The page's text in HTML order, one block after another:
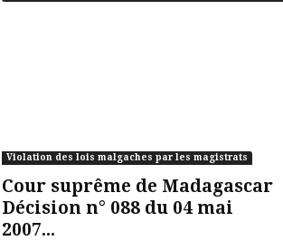
Violation des lois malgaches par les magistrats
Cour suprême de Madagascar
Décision n° 088 du 04 mai
2007...